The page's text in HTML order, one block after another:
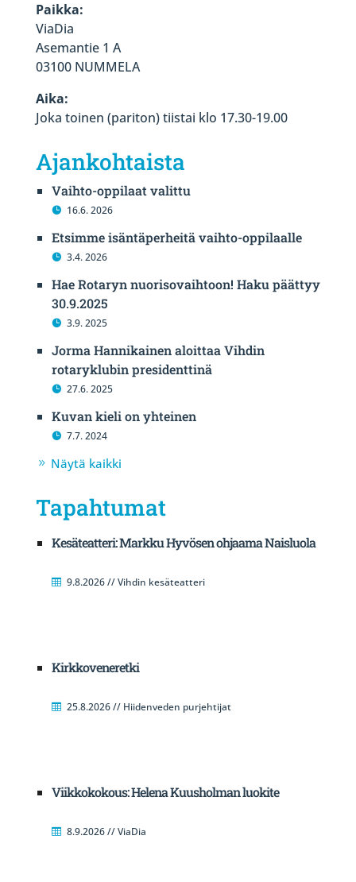
Paikka:
ViaDia
Asemantie 1 A
03100 NUMMELA
Aika:
Joka toinen (pariton) tiistai klo 17.30-19.00
Ajankohtaista
Vaihto-oppilaat valittu
16.6. 2026
Etsimme isäntäperheitä vaihto-oppilaalle
3.4. 2026
Hae Rotaryn nuorisovaihtoon! Haku päättyy
30.9.2025
3.9. 2025
Jorma Hannikainen aloittaa Vihdin
rotaryklubin presidenttinä
27.6. 2025
Kuvan kieli on yhteinen
7.7. 2024
Näytä kaikki
Tapahtumat
Kesäteatteri: Markku Hyvösen ohjaama Naisluola
9.8.2026 // Vihdin kesäteatteri
Kirkkoveneretki
25.8.2026 // Hiidenveden purjehtijat
Viikkokokous: Helena Kuusholman luokite
8.9.2026 // ViaDia